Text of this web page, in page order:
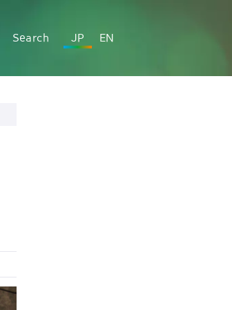
JP EN
Search